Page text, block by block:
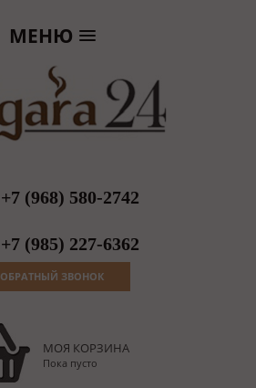
МЕНЮ
+7 (968) 580-2742
+7 (985) 227-6362
ОБРАТНЫЙ ЗВОНОК
МОЯ КОРЗИНА
Пока пусто